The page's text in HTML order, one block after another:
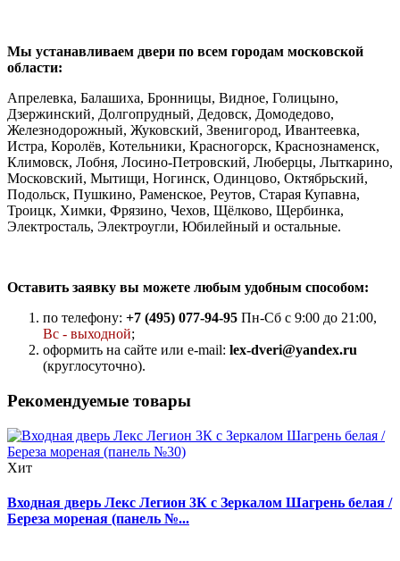
Мы устанавливаем двери по всем городам московской
области:
Апрелевка, Балашиха, Бронницы, Видное, Голицыно,
Дзержинский, Долгопрудный, Дедовск, Домодедово,
Железнодорожный, Жуковский, Звенигород, Ивантеевка,
Истра, Королёв, Котельники, Красногорск, Краснознаменск,
Климовск, Лобня, Лосино-Петровский, Люберцы, Лыткарино,
Московский, Мытищи, Ногинск, Одинцово, Октябрьский,
Подольск, Пушкино, Раменское, Реутов, Старая Купавна,
Троицк, Химки, Фрязино, Чехов, Щёлково, Щербинка,
Электросталь, Электроугли, Юбилейный и остальные.
Оставить заявку вы можете любым удобным способом:
по телефону: +7 (495) 077-94-95 Пн-Сб с 9:00 до 21:00,
Вс - выходной;
оформить на сайте или e-mail: lex-dveri@yandex.ru
(круглосуточно).
Рекомендуемые товары
Хит
Входная дверь Лекс Легион 3К с Зеркалом Шагрень белая /
Береза мореная (панель №...